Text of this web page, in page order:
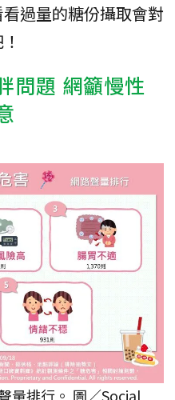
過量的糖份攝取會對
問題 網籲慢性
量排行。 圖／Social